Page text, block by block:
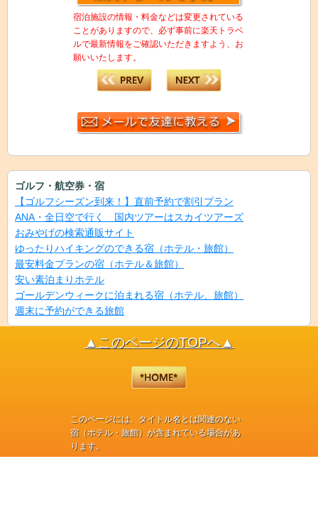
宿泊施設の情報・料金などは変更されている
ことがありますので、必ず事前に楽天トラベ
ルで最新情報をご確認いただきますよう、お
願いいたします。
ゴルフ・航空券・宿
【ゴルフシーズン到来！】直前予約で割引プラン
ANA・全日空で行く 国内ツアーはスカイツアーズ
おみやげの検索通販サイト
ゆったりハイキングのできる宿（ホテル・旅館）
最安料金プランの宿（ホテル＆旅館）
安い素泊まりホテル
ゴールデンウィークに泊まれる宿（ホテル、旅館）
週末に予約ができる旅館
▲このページのTOPへ▲
このページには、タイトル名とは関連のない
宿（ホテル・旅館）が含まれている場合があ
ります。